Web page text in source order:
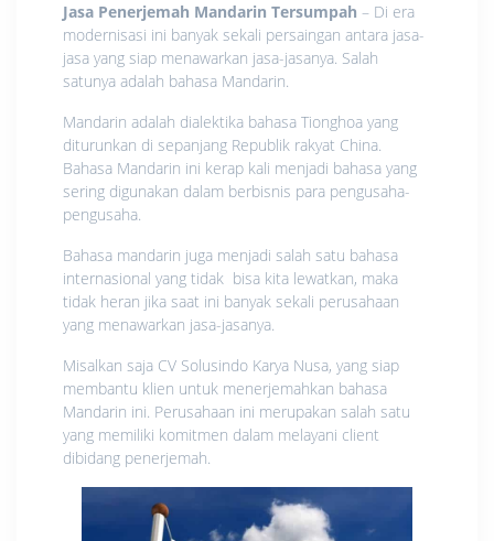
Jasa Penerjemah Mandarin Tersumpah – Di era
modernisasi ini banyak sekali persaingan antara jasa-
jasa yang siap menawarkan jasa-jasanya. Salah
satunya adalah bahasa Mandarin.
Mandarin adalah dialektika bahasa Tionghoa yang
diturunkan di sepanjang Republik rakyat China.
Bahasa Mandarin ini kerap kali menjadi bahasa yang
sering digunakan dalam berbisnis para pengusaha-
pengusaha.
Bahasa mandarin juga menjadi salah satu bahasa
internasional yang tidak bisa kita lewatkan, maka
tidak heran jika saat ini banyak sekali perusahaan
yang menawarkan jasa-jasanya.
Misalkan saja CV Solusindo Karya Nusa, yang siap
membantu klien untuk menerjemahkan bahasa
Mandarin ini. Perusahaan ini merupakan salah satu
yang memiliki komitmen dalam melayani client
dibidang penerjemah.